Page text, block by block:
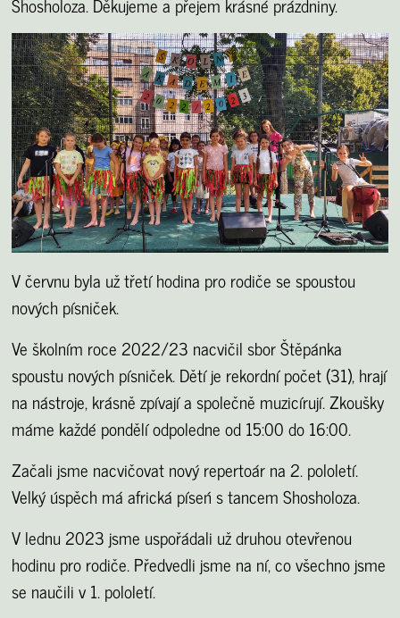
V červnu byla už třetí hodina pro rodiče se spoustou
nových písniček.
Ve školním roce 2022/23 nacvičil sbor Štěpánka
spoustu nových písniček. Dětí je rekordní počet (31), hrají
na nástroje, krásně zpívají a společně muzicírují. Zkoušky
máme každé pondělí odpoledne od 15:00 do 16:00.
Začali jsme nacvičovat nový repertoár na 2. pololetí.
Velký úspěch má africká píseń s tancem Shosholoza.
V lednu 2023 jsme uspořádali už druhou otevřenou
hodinu pro rodiče. Předvedli jsme na ní, co všechno jsme
se naučili v 1. pololetí.